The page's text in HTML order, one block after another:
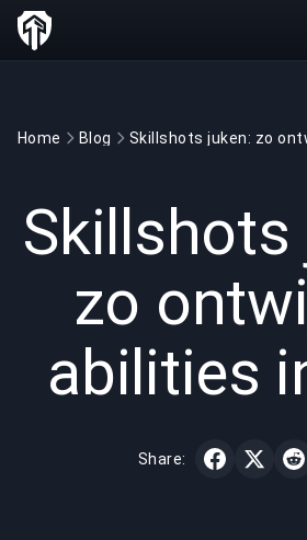
Home Blog
Skillshots
zo
abilities
Share: